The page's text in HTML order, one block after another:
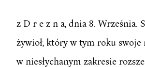
z D r e z n a, dnia 8. Września.
żywioł, który w tym roku swoje
w niesłychanym zakresie